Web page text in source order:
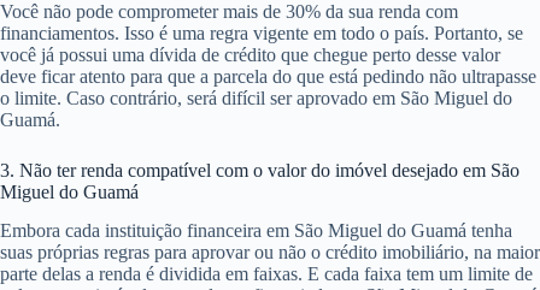
Seu nome pode estar negativado por diversos fatores, como ter uma
dívida não regularizada com o cartão de crédito em São Miguel do
Guamá, assim como por ter emitido um cheque sem fundos, entre
outros fatores.
Em alguns casos também acontece de mesmo após quitar a sua dívida
ou tenha sido colocado por engano. Algo que precisa ser corrigido o
quanto antes junto à empresa que colocou seu nome no PAC, para que
2. Possuir outros financiamentos